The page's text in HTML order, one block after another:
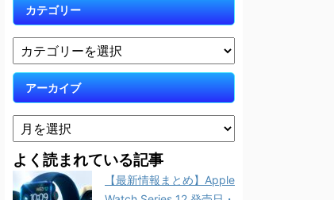
カテゴリー
アーカイブ
よく読まれている記事
【最新情報まとめ】Apple